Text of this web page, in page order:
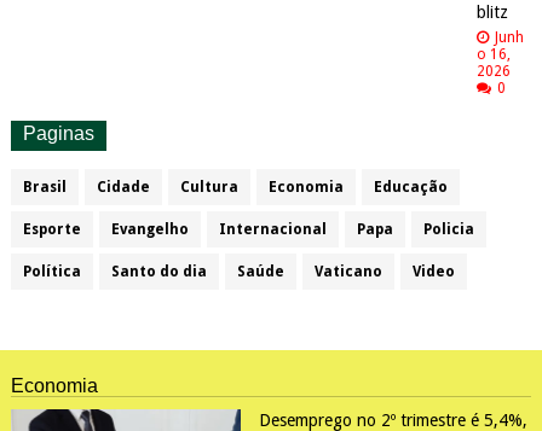
blitz
Junh
o 16,
2026
0
Paginas
Brasil Cidade Cultura Economia Educação
Esporte Evangelho Internacional Papa Policia
Política Santo do dia Saúde Vaticano Video
Economia
Desemprego no 2º trimestre é 5,4%,